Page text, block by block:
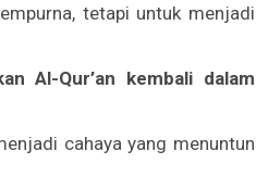
tetapi untuk menjadi
Al-Qur’an kembali dalam
cahaya yang menuntun